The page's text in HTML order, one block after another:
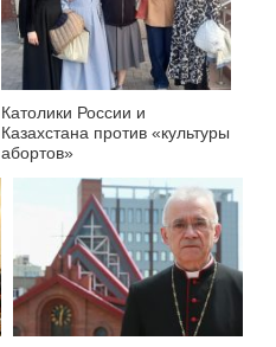
Католики России и
Казахстана против «культуры
абортов»